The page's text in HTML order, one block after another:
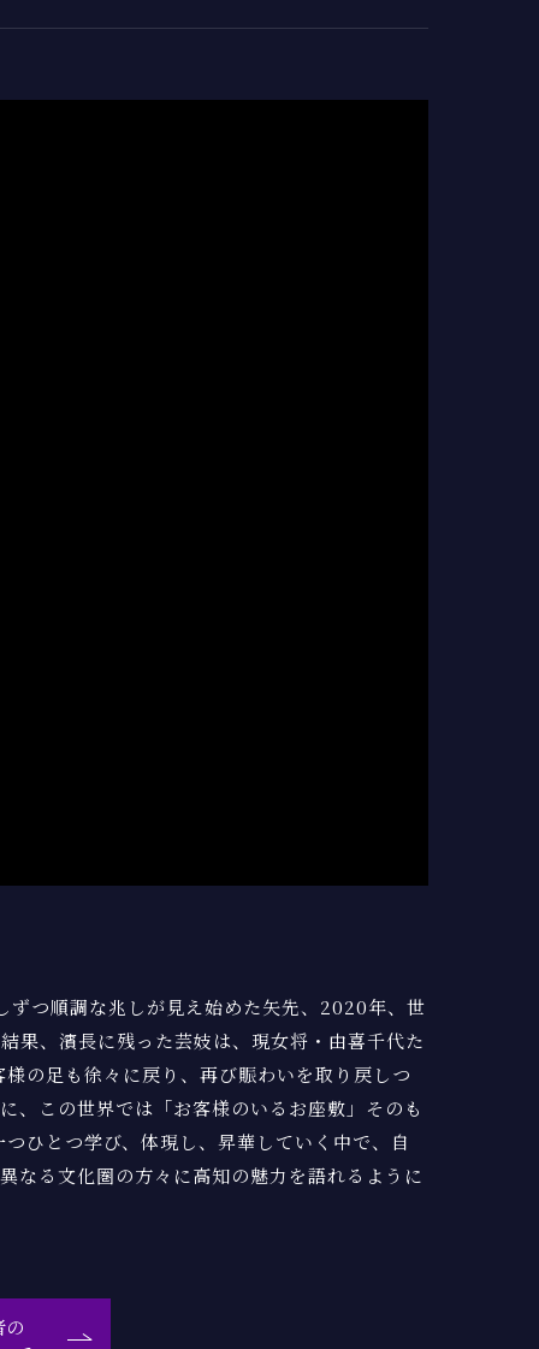
つ順調な兆しが見え始めた矢先、2020年、世
果、濱長に残った芸妓は、現女将・由喜千代た
の足も徐々に戻り、再び賑わいを取り戻しつ
、この世界では「お客様のいるお座敷」そのも
ひとつ学び、体現し、昇華していく中で、自
なる文化圏の方々に高知の魅力を語れるように
の